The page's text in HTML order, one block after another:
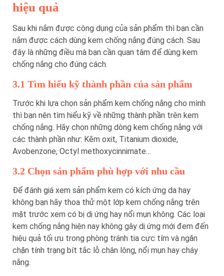
hiệu quả
Sau khi nắm được công dụng của sản phẩm thì bạn cần
nắm được cách dùng kem chống nắng đúng cách. Sau
đây là những điều mà bạn cần quan tâm để dùng kem
chống nắng cho đúng cách.
3.1 Tìm hiểu kỹ thành phần của sản phẩm
Trước khi lựa chọn sản phẩm kem chống nắng cho mình
thì bạn nên tìm hiểu kỹ về những thành phần trên kem
chống nắng. Hãy chọn những dòng kem chống nắng với
các thành phần như: Kẽm oxit, Titanium dioxide,
Avobenzone, Octyl methoxycinnimate…
3.2 Chọn sản phẩm phù hợp với nhu cầu
Để đánh giá xem sản phẩm kem có kích ứng da hay
không bạn hãy thoa thử một lớp kem chống nắng trên
mặt trước xem có bị dị ứng hay nổi mụn không. Các loại
kem chống nắng hiện nay không gây dị ứng mới đem đến
hiệu quả tối ưu trong phòng tránh tia cực tím và ngăn
chặn tính trạng bít tắc lỗ chân lông, nổi mụn hay cháy
nắng.